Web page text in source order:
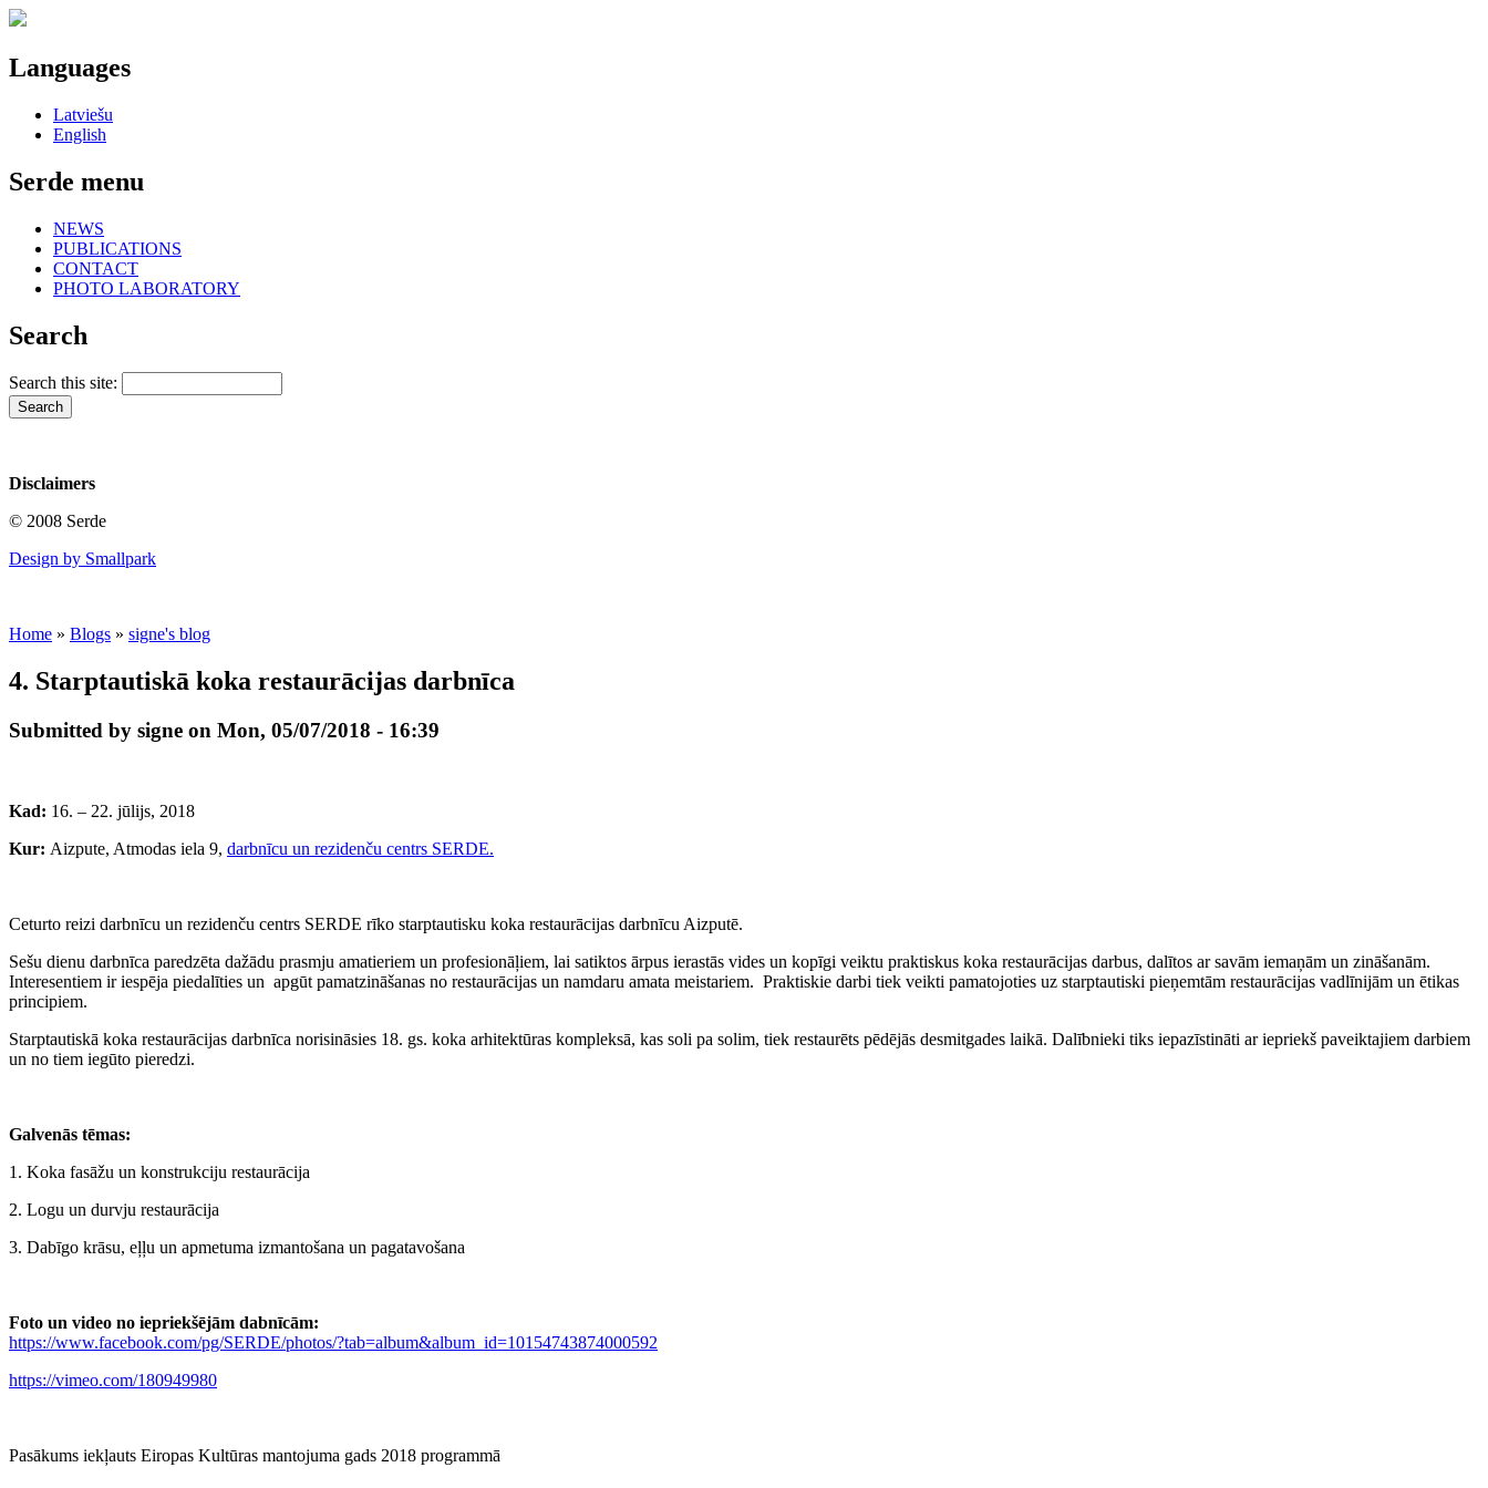
Languages
Latviešu
English
Serde menu
NEWS
PUBLICATIONS
CONTACT
PHOTO LABORATORY
Search
Search this site:
Disclaimers
© 2008 Serde
Design by Smallpark
Home » Blogs » signe's blog
4. Starptautiskā koka restaurācijas darbnīca
Submitted by signe on Mon, 05/07/2018 - 16:39
Kad: 16. – 22. jūlijs, 2018
Kur: Aizpute, Atmodas iela 9, darbnīcu un rezidenču centrs SERDE.
Ceturto reizi darbnīcu un rezidenču centrs SERDE rīko starptautisku koka restaurācijas darbnīcu Aizputē.
Sešu dienu darbnīca paredzēta dažādu prasmju amatieriem un profesionāļiem, lai satiktos ārpus ierastās vides un kopīgi veiktu praktiskus koka restaurācijas darbus, dalītos ar savām iemaņām un zināšanām.
Interesentiem ir iespēja piedalīties un apgūt pamatzināšanas no restaurācijas un namdaru amata meistariem. Praktiskie darbi tiek veikti pamatojoties uz starptautiski pieņemtām restaurācijas vadlīnijām un ētikas
principiem.
Starptautiskā koka restaurācijas darbnīca norisināsies 18. gs. koka arhitektūras kompleksā, kas soli pa solim, tiek restaurēts pēdējās desmitgades laikā. Dalībnieki tiks iepazīstināti ar iepriekš paveiktajiem darbiem
un no tiem iegūto pieredzi.
Galvenās tēmas:
1. Koka fasāžu un konstrukciju restaurācija
2. Logu un durvju restaurācija
3. Dabīgo krāsu, eļļu un apmetuma izmantošana un pagatavošana
Foto un video no iepriekšējām dabnīcām:
https://www.facebook.com/pg/SERDE/photos/?tab=album&album_id=10154743874000592
https://vimeo.com/180949980
Pasākums iekļauts Eiropas Kultūras mantojuma gads 2018 programmā